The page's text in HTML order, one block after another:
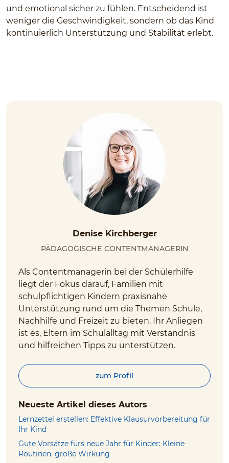
und emotional sicher zu fühlen. Entscheidend ist
weniger die Geschwindigkeit, sondern ob das Kind
kontinuierlich Unterstützung und Stabilität erlebt.
Denise Kirchberger
Pädagogische Contentmanagerin
Als Contentmanagerin bei der Schülerhilfe
liegt der Fokus darauf, Familien mit
schulpflichtigen Kindern praxisnahe
Unterstützung rund um die Themen Schule,
Nachhilfe und Freizeit zu bieten. Ihr Anliegen
ist es, Eltern im Schulalltag mit Verständnis
und hilfreichen Tipps zu unterstützen.
zum Profil
Neueste Artikel dieses Autors
Lernzettel erstellen: Effektive Klausurvorbereitung für
Ihr Kind
Gute Vorsätze fürs neue Jahr für Kinder: Kleine
Routinen, große Wirkung